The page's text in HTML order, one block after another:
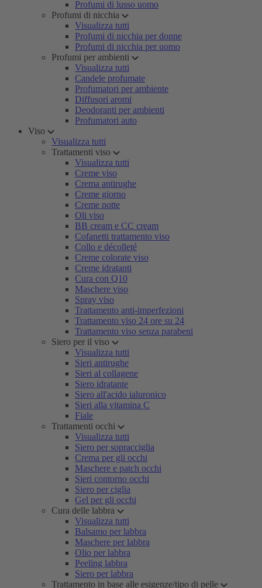
Profumi di lusso uomo
Profumi di nicchia
Visualizza tutti
Profumi di nicchia per donne
Profumi di nicchia per uomo
Profumi per ambienti
Visualizza tutti
Candele profumate
Profumatori per ambiente
Diffusori aromi
Deodoranti per ambienti
Profumatori auto
Viso
Visualizza tutti
Trattamenti viso
Visualizza tutti
Creme viso
Crema antirughe
Creme giorno
Creme notte
Oli viso
BB cream e CC cream
Cofanetti trattamento viso
Collo e décolleté
Creme colorate viso
Creme idratanti
Cura con Q10
Maschere viso
Spray viso
Trattamento anti-imperfezioni
Trattamento viso 24 ore su 24
Trattamento viso senza parabeni
Siero per il viso
Visualizza tutti
Sieri antirughe
Sieri al collagene
Siero idratante
Siero all'acido ialuronico
Sieri alla vitamina C
Fiale
Trattamenti occhi
Visualizza tutti
Siero per sopracciglia
Crema per gli occhi
Maschere e patch occhi
Sieri contorno occhi
Siero per ciglia
Gel per gli occhi
Cura delle labbra
Visualizza tutti
Balsamo per labbra
Maschere per labbra
Olio per labbra
Peeling labbra
Siero per labbra
Trattamento in base alle esigenze/tipo di pelle